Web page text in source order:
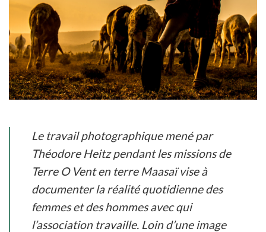
Le travail photographique mené par
Théodore Heitz pendant les missions de
Terre O Vent en terre Maasaï vise à
documenter la réalité quotidienne des
femmes et des hommes avec qui
l’association travaille. Loin d’une image